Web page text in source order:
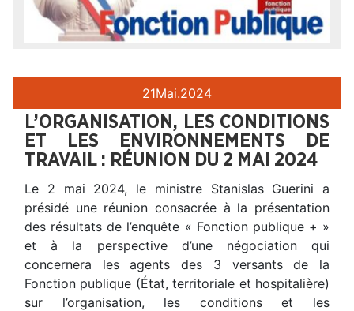
21Mai.2024
L’ORGANISATION, LES CONDITIONS
ET LES ENVIRONNEMENTS DE
TRAVAIL : RÉUNION DU 2 MAI 2024
Le 2 mai 2024, le ministre Stanislas Guerini a
présidé une réunion consacrée à la présentation
des résultats de l’enquête « Fonction publique + »
et à la perspective d’une négociation qui
concernera les agents des 3 versants de la
Fonction publique (État, territoriale et hospitalière)
sur l’organisation, les conditions et les